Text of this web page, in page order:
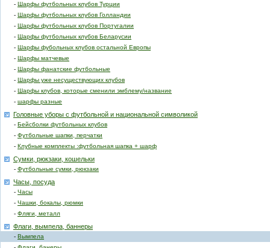
- Шарфы футбольных клубов Турции
- Шарфы футбольных клубов Голландии
- Шарфы футбольных клубов Португалии
- Шарфы футбольных клубов Беларусии
- Шарфы фубольных клубов остальной Европы
- Шарфы матчевые
- Шарфы фанатские футбольные
- Шарфы уже несуществующих клубов
- Шарфы клубов, которые сменили эмблему/название
- шарфы разные
Головные уборы с футбольной и национальной символикой
- Бейсболки футбольных клубов
- Футбольные шапки, перчатки
- Клубные комплекты :футбольная шапка + шарф
Сумки, рюкзаки, кошельки
- Футбольные сумки, рюкзаки
Часы, посуда
- Часы
- Чашки, бокалы, рюмки
- Фляги, металл
Флаги, вымпела, баннеры
- Вымпела